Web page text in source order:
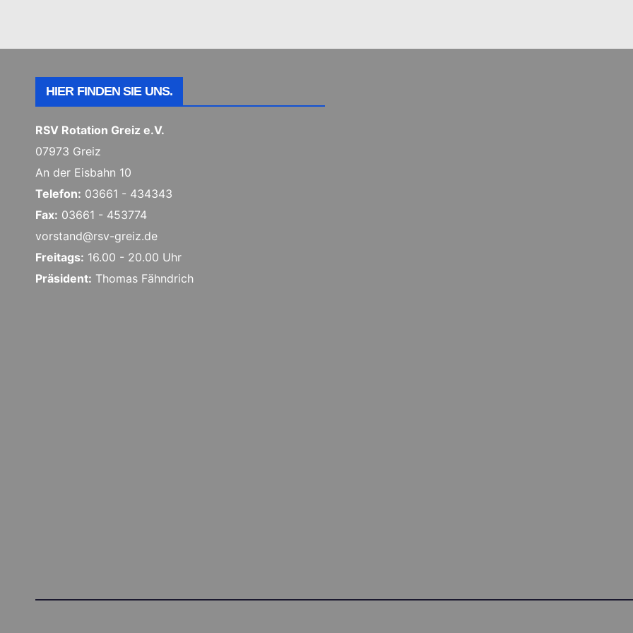
HIER FINDEN SIE UNS.
RSV Rotation Greiz e.V.
07973 Greiz
An der Eisbahn 10
Telefon: 03661 - 434343
Fax: 03661 - 453774
vorstand@rsv-greiz.de
Freitags: 16.00 - 20.00 Uhr
Präsident: Thomas Fähndrich